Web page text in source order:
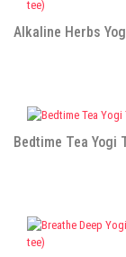
Alkaline Herbs
Bedtime Tea Yogi